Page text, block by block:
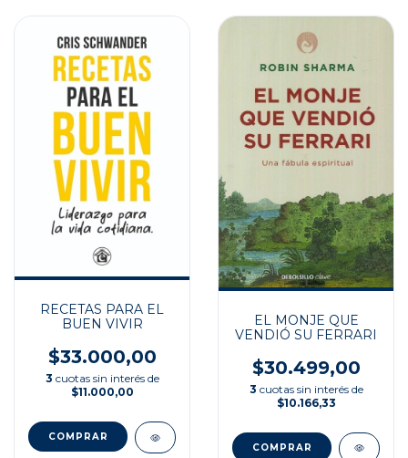
RECETAS PARA EL
BUEN VIVIR
$33.000,00
3 cuotas sin interés de
$11.000,00
EL MONJE QUE
VENDIÓ SU FERRARI
$30.499,00
3 cuotas sin interés de
$10.166,33